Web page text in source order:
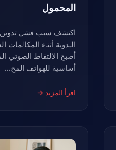
المحمول
اكتشف سبب فشل تدوين
اليدوية أثناء المكالمات
أصبح الالتقاط الصوتي
أساسية للهواتف المح...
اقرأ المزيد →